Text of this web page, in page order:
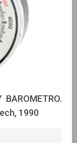
BAROMETRO.
1990